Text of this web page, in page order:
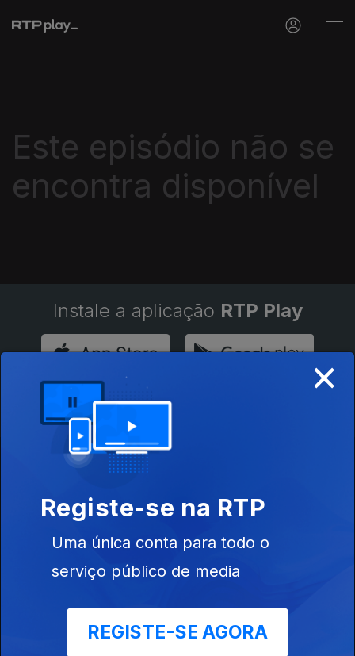
Este episódio não se
encontra disponível
Instale a aplicação RTP Play
Disponível para iOS, Android, Apple TV, Android TV e
CarPlay
×
Registe-se na RTP
Uma única conta para todo o
serviço público de media
REGISTE-SE AGORA